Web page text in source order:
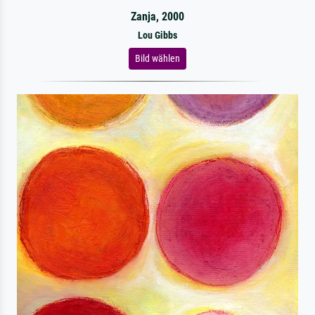
Zanja, 2000
Lou Gibbs
Bild wählen